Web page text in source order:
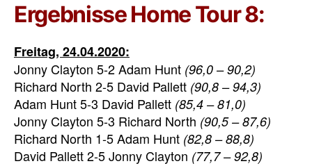
Ergebnisse Home Tour 8:
Freitag, 24.04.2020:
Jonny Clayton 5-2 Adam Hunt (96,0 – 90,2)
Richard North 2-5 David Pallett (90,8 – 94,3)
Adam Hunt 5-3 David Pallett (85,4 – 81,0)
Jonny Clayton 5-3 Richard North (90,5 – 87,6)
Richard North 1-5 Adam Hunt (82,8 – 88,8)
David Pallett 2-5 Jonny Clayton (77,7 – 92,8)